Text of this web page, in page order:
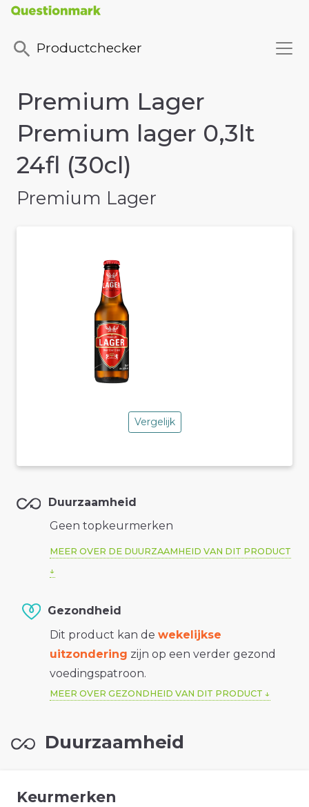
Productchecker
Premium Lager
Premium lager 0,3lt
24fl (30cl)
Premium Lager
Vergelijk
Duurzaamheid
Geen topkeurmerken
MEER OVER DE DUURZAAMHEID VAN DIT PRODUCT
Gezondheid
Dit product kan de wekelijkse
uitzondering zijn op een verder gezond
voedingspatroon.
MEER OVER GEZONDHEID VAN DIT PRODUCT
Duurzaamheid
Keurmerken